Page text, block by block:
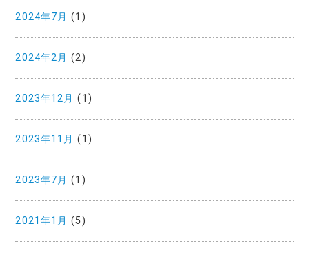
2024年7月 (1)
2024年2月 (2)
2023年12月 (1)
2023年11月 (1)
2023年7月 (1)
2021年1月 (5)